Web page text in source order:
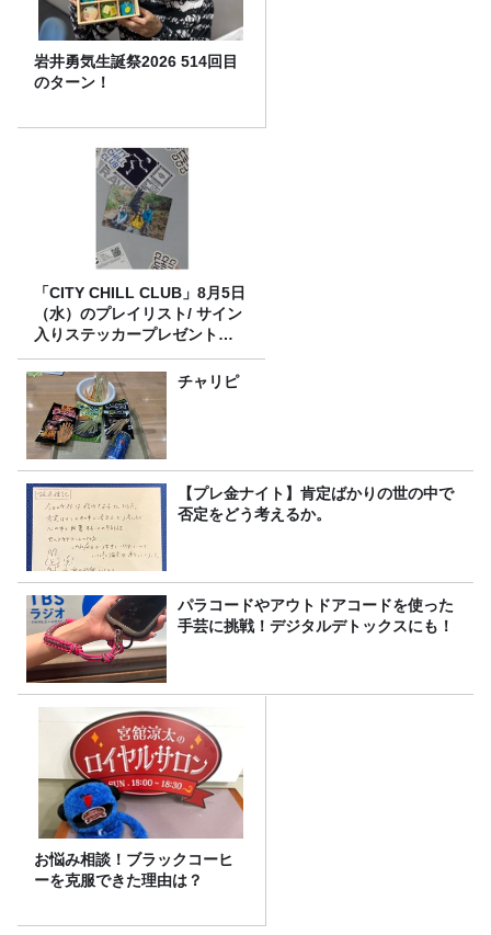
岩井勇気生誕祭2026 514回目
のターン！
「CITY CHILL CLUB」8月5日
（水）のプレイリスト/ サイン
入りステッカープレゼント有
り
チャリピ
【プレ金ナイト】肯定ばかりの世の中で
否定をどう考えるか。
パラコードやアウトドアコードを使った
手芸に挑戦！デジタルデトックスにも！
お悩み相談！ブラックコーヒ
ーを克服できた理由は？